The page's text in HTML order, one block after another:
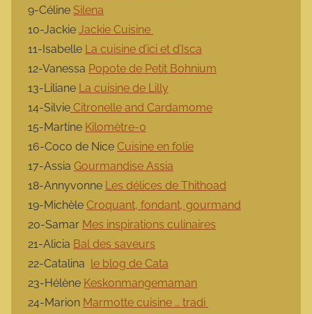
9-Céline Silena
10-Jackie Jackie Cuisine
11-Isabelle La cuisine d’ici et d’Isca
12-Vanessa Popote de Petit Bohnium
13-Liliane La cuisine de Lilly
14-Silvie Citronelle and Cardamome
15-Martine Kilomètre-0
16-Coco de Nice Cuisine en folie
17-Assia Gourmandise Assia
18-Annyvonne Les délices de Thithoad
19-Michèle Croquant, fondant, gourmand
20-Samar Mes inspirations culinaires
21-Alicia Bal des saveurs
22-Catalina le blog de Cata
23-Hélène Keskonmangemaman
24-Marion Marmotte cuisine … tradi